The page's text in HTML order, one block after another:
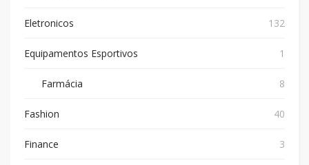
Eletronicos 132
Equipamentos Esportivos 1
Farmácia 8
Fashion 40
Finance 3